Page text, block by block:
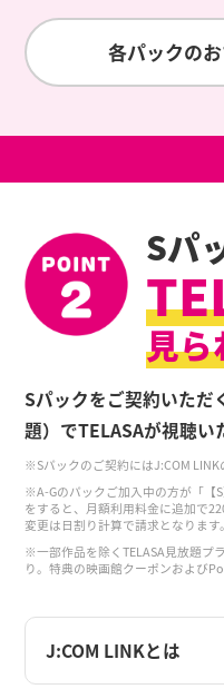
各パックの
Sパ
見ら
Sパックをご契約いただ
題）でTELASAが視聴い
※Sパックのご契約にはJ:COM LINK
※A-Gのパックご加入中の方が「【
をすると、月額利用料金に追加で
変更は日割り計算で請求となります。
※一部作品を除くTELASA見放題プ
り。特典の映画館クーポンおよび
J:COM LINKとは